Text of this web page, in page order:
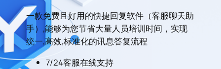
一款免费且好用的快捷回复软件（客服聊天助
手）,能够为您节省大量人员培训时间，实现
统一,高效,标准化的讯息答复流程
7/24客服在线支持